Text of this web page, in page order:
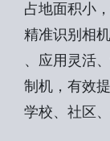
占地面积小
精准识别相
、应用灵活
制机，有效
学校、社区